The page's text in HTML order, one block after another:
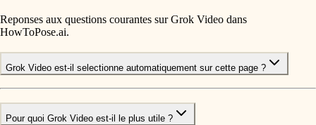
Reponses aux questions courantes sur Grok Video dans
HowToPose.ai.
Grok Video est-il selectionne automatiquement sur cette page ?
Pour quoi Grok Video est-il le plus utile ?